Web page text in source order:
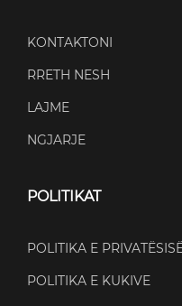
KONTAKTONI
RRETH NESH
LAJME
NGJARJE
POLITIKAT
POLITIKA E
POLITIKA E KUKIVE